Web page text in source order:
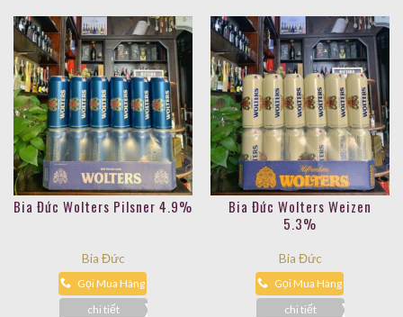
Bia Đức Wolters Pilsner 4.9%
Bia Đức
Gọi Mua Hàng
chi tiết
Bia Đức Wolters Weizen
5.3%
Bia Đức
Gọi Mua Hàng
chi tiết